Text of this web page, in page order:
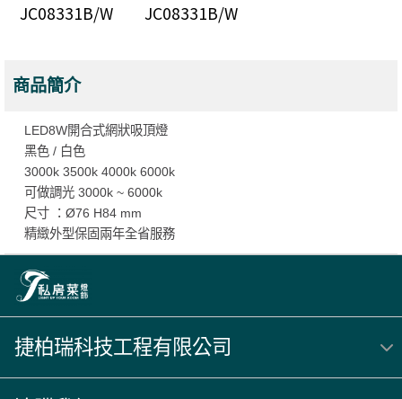
JC08331B/W JC08331B/W
商品簡介
LED8W開合式網狀吸頂燈
黑色 / 白色
3000k 3500k 4000k 6000k
可做調光 3000k ~ 6000k
尺寸 ：Ø76 H84 mm
精緻外型保固兩年全省服務
捷柏瑞科技工程有限公司